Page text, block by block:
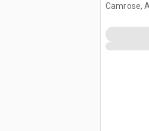
Camrose,